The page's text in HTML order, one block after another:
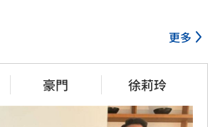
更多
豪門 徐莉玲